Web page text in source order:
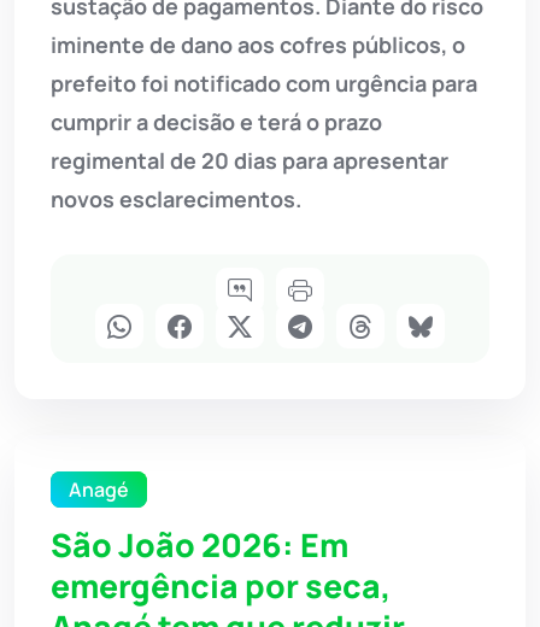
sustação de pagamentos. Diante do risco
iminente de dano aos cofres públicos, o
prefeito foi notificado com urgência para
cumprir a decisão e terá o prazo
regimental de 20 dias para apresentar
novos esclarecimentos.
Anagé
São João 2026: Em
emergência por seca,